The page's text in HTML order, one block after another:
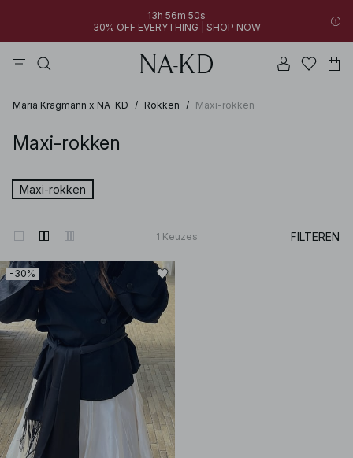
13h 56m 50s
30% OFF EVERYTHING | SHOP NOW
Maria Kragmann x NA-KD / Rokken / Maxi-rokken
Maxi-rokken
Maxi-rokken
1 Keuzes FILTEREN
-30%